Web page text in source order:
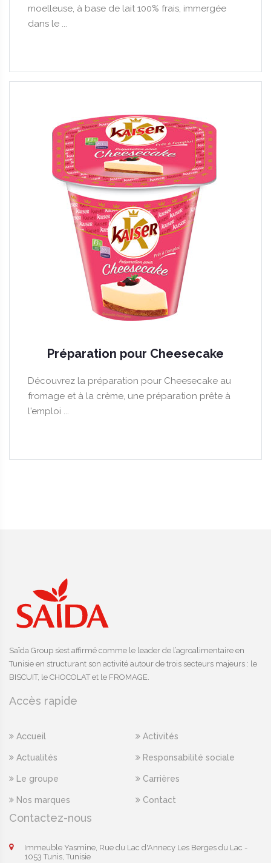
moelleuse, à base de lait 100% frais, immergée
dans le ...
Préparation pour Cheesecake
Découvrez la préparation pour Cheesecake au
fromage et à la crème, une préparation prête à
l'emploi ...
Saïda Group s’est affirmé comme le leader de l’agroalimentaire en
Tunisie en structurant son activité autour de trois secteurs majeurs : le
BISCUIT, le CHOCOLAT et le FROMAGE.
Accès rapide
Accueil Activités
Actualités Responsabilité sociale
Le groupe Carrières
Nos marques Contact
Contactez-nous
Immeuble Yasmine, Rue du Lac d'Annecy Les Berges du Lac -
1053 Tunis, Tunisie